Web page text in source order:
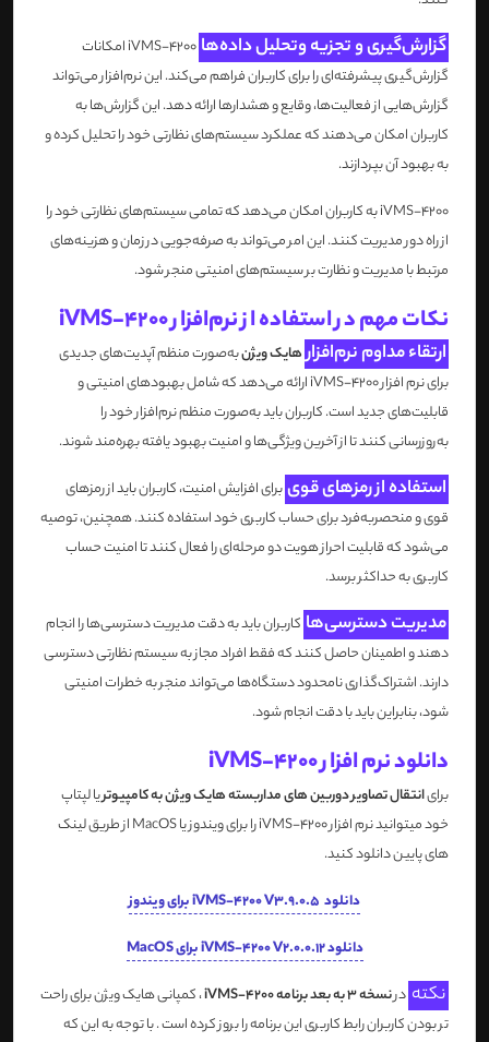
گزارش‌گیری و تجزیه‌ وتحلیل داده‌ها
iVMS-4200 امکانات
گزارش‌گیری پیشرفته‌ای را برای کاربران فراهم می‌کند. این نرم‌افزار می‌تواند
گزارش‌هایی از فعالیت‌ها، وقایع و هشدارها ارائه دهد. این گزارش‌ها به
کاربران امکان می‌دهند که عملکرد سیستم‌های نظارتی خود را تحلیل کرده و
به بهبود آن بپردازند.
iVMS-4200 به کاربران امکان می‌دهد که تمامی سیستم‌های نظارتی خود را
از راه دور مدیریت کنند. این امر می‌تواند به صرفه‌جویی در زمان و هزینه‌های
مرتبط با مدیریت و نظارت بر سیستم‌های امنیتی منجر شود.
نکات مهم در استفاده از نرم‌افزار iVMS-4200
ارتقاء مداوم نرم‌افزارهایک ویژنبه‌صورت منظم آپدیت‌های جدیدی
برای نرم‌ افزار iVMS-4200 ارائه می‌دهد که شامل بهبودهای امنیتی و
قابلیت‌های جدید است. کاربران باید به‌صورت منظم نرم‌افزار خود را
به‌روزرسانی کنند تا از آخرین ویژگی‌ها و امنیت بهبود یافته بهره‌مند شوند.
استفاده از رمزهای قویبرای افزایش امنیت، کاربران باید از رمزهای
قوی و منحصربه‌فرد برای حساب کاربری خود استفاده کنند. همچنین، توصیه
می‌شود که قابلیت احراز هویت دو مرحله‌ای را فعال کنند تا امنیت حساب
کاربری به حداکثر برسد.
مدیریت دسترسی‌ها کاربران باید به دقت مدیریت دسترسی‌ها را انجام
دهند و اطمینان حاصل کنند که فقط افراد مجاز به سیستم نظارتی دسترسی
دارند. اشتراک‌گذاری نامحدود دستگاه‌ها می‌تواند منجر به خطرات امنیتی
شود، بنابراین باید با دقت انجام شود.
دانلود نرم افزار iVMS-4200
برایانتقال تصاویر دوربین های مداربسته هایک ویژن به کامپیوتریا لپتاپ
خود میتوانید نرم افزار iVMS-4200 را برای ویندوز یا MacOS از طریق لینک
های پایین دانلود کنید.
دانلود iVMS-4200 V3.9.0.5 برای ویندوز
دانلود iVMS-4200 V2.0.0.12 برای MacOS
نکته درنسخه 3 به بعد برنامه iVMS-4200
، کمپانی هایک ویژن برای راحت
تر بودن کاربران رابط کاربری این برنامه را بروز کرده است . با توجه به این که